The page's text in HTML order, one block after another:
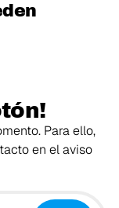
Para ello,
en el aviso